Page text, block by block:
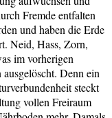
Fremde entfalten
und haben die Erde
Neid, Hass, Zorn,
im vorherigen
Denn ein
steckt
vollen Freiraum